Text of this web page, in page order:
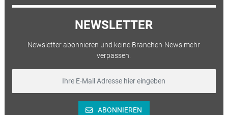
NEWSLETTER
Newsletter abonnieren und keine Branchen-News mehr
verpassen.
ABONNIEREN